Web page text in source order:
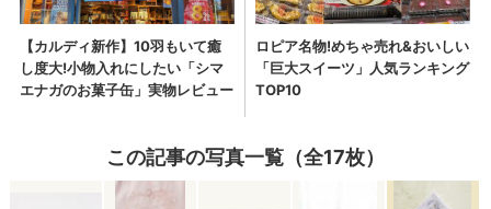
この記事の写真一覧（全17枚）